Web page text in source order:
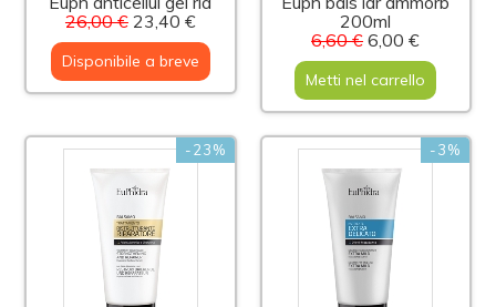
26,00 €23,40 €
Disponibile a breve
200ml
6,60 € 6,00 €
Metti nel carrello
-23% -3%